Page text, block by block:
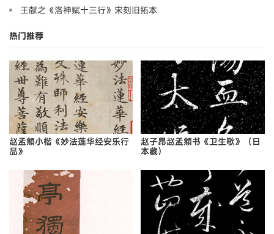
王献之《洛神赋十三行》宋刻旧拓本
热门推荐
赵孟頫小楷《妙法莲华经安乐行
品》
赵子昂赵孟頫书《卫生歌》（日
本藏）